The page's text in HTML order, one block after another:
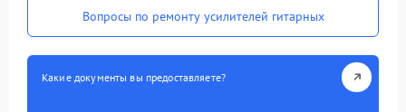
Вопросы по ремонту усилителей гитарных
Какие документы вы предоставляете?